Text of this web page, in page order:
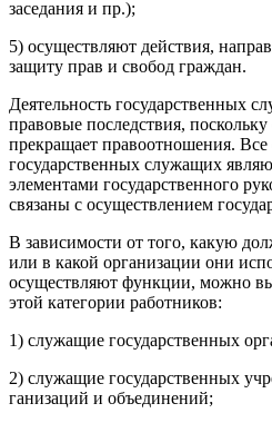
заседа­ния и пр.);
5) осуществляют действия,
защиту прав и свобод граждан.
Деятельность государственных
право­вые последствия, поскольку
прекращает правоотношения.
государственных слу­жащих
элементами государственного
связаны с осуществлением
В зависимости от того, какую
или в какой организации они
осущес­твляют функции, можно
этой кате­гории работников:
1) служащие государственных
2) служащие государственных
ганизаций и объединений;